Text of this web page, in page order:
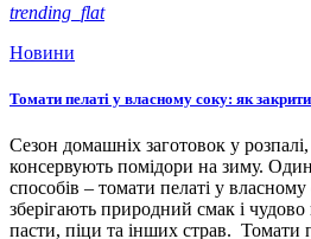
trending_flat
Новини
Томати пелаті у власному соку: як
Сезон домашніх заготовок у розпалі,
консервують помідори на зиму.
способів – томати пелаті у власному
зберігають природний смак і чудово
пасти, піци та інших страв. Томати